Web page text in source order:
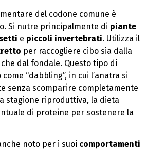
del codone comune è
Si nutre principalmente di piante
e piccoli invertebrati. Utilizza il
per raccogliere cibo sia dalla
dal fondale. Questo tipo di
“dabbling”, in cui l’anatra si
senza scomparire completamente
stagione riproduttiva, la dieta
di proteine per sostenere la
noto per i suoi comportamenti